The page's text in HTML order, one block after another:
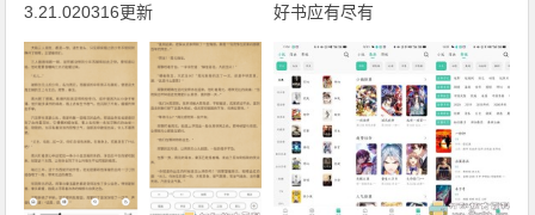
3.21.020316更新
好书应有尽有